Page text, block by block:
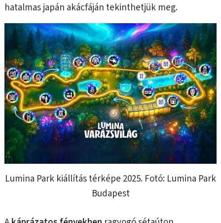
hatalmas japán akácfáján tekinthetjük meg.
Lumina Park kiállítás térképe 2025. Fotó: Lumina Park
Budapest